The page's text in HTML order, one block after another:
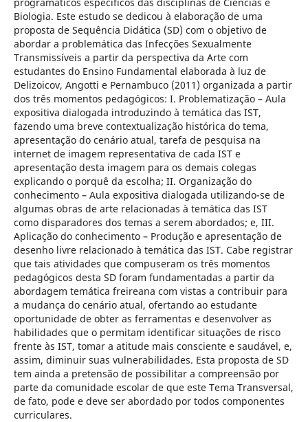
Biologia. Este estudo se dedicou à elaboração de uma
proposta de Sequência Didática (SD) com o objetivo de
abordar a problemática das Infecções Sexualmente
Transmissíveis a partir da perspectiva da Arte com
estudantes do Ensino Fundamental elaborada à luz de
Delizoicov, Angotti e Pernambuco (2011) organizada a partir
dos três momentos pedagógicos: I. Problematização – Aula
expositiva dialogada introduzindo à temática das IST,
fazendo uma breve contextualização histórica do tema,
apresentação do cenário atual, tarefa de pesquisa na
internet de imagem representativa de cada IST e
apresentação desta imagem para os demais colegas
explicando o porquê da escolha; II. Organização do
conhecimento – Aula expositiva dialogada utilizando-se de
algumas obras de arte relacionadas à temática das IST
como disparadores dos temas a serem abordados; e, III.
Aplicação do conhecimento – Produção e apresentação de
desenho livre relacionado à temática das IST. Cabe registrar
que tais atividades que compuseram os três momentos
pedagógicos desta SD foram fundamentadas a partir da
abordagem temática freireana com vistas a contribuir para
a mudança do cenário atual, ofertando ao estudante
oportunidade de obter as ferramentas e desenvolver as
habilidades que o permitam identificar situações de risco
frente às IST, tomar a atitude mais consciente e saudável, e,
assim, diminuir suas vulnerabilidades. Esta proposta de SD
tem ainda a pretensão de possibilitar a compreensão por
parte da comunidade escolar de que este Tema Transversal,
de fato, pode e deve ser abordado por todos componentes
curriculares.